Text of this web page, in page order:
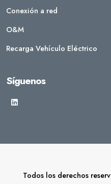
Conexión a red
O&M
Recarga Vehículo Eléctrico
Síguenos
Todos los derechos